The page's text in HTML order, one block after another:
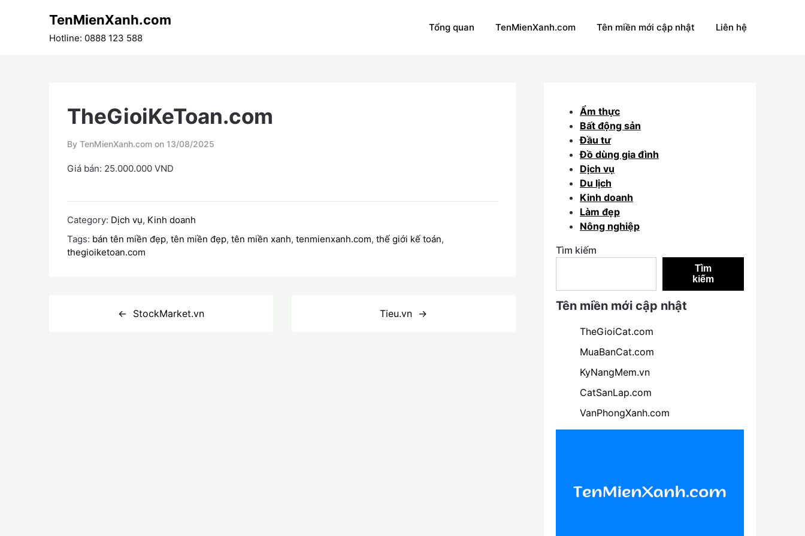
TenMienXanh.com
Hotline: 0888 123 588
Tổng quan TenMienXanh.com Tên miền mới cập nhật Liên hệ
TheGioiKeToan.com
By TenMienXanh.com on 13/08/2025
Giá bán: 25.000.000 VND
Category: Dịch vụ, Kinh doanh
Tags: bán tên miền đẹp, tên miền đẹp, tên miền xanh, tenmienxanh.com, thế giới kế toán,
thegioiketoan.com
StockMarket.vn Tieu.vn
Ẩm thực
Bất động sản
Đầu tư
Đồ dùng gia đình
Dịch vụ
Du lịch
Kinh doanh
Làm đẹp
Nông nghiệp
Tìm kiếm
Tìm
kiếm
Tên miền mới cập nhật
TheGioiCat.com
MuaBanCat.com
KyNangMem.vn
CatSanLap.com
VanPhongXanh.com